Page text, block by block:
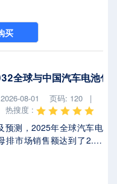
场在过去几年变化较快，
规模为 百万美元，约占全
计2032年将达到 百万美
球占比将达到 %。2025年
，本报告将深入解析最新
各国应对战略对电动汽车
垫市场竞争态势、区域经
应链重构的潜在影响。电
买
全球与中国汽车电池包
08-01
页码: 120 |
热搜度 :
预测，2025年全球汽车电
排市场销售额达到了2.10